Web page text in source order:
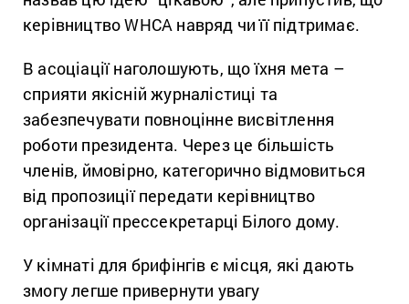
керівництво WHCA навряд чи її підтримає.
В асоціації наголошують, що їхня мета –
сприяти якісній журналістиці та
забезпечувати повноцінне висвітлення
роботи президента. Через це більшість
членів, ймовірно, категорично відмовиться
від пропозиції передати керівництво
організації прессекретарці Білого дому.
У кімнаті для брифінгів є місця, які дають
змогу легше привернути увагу